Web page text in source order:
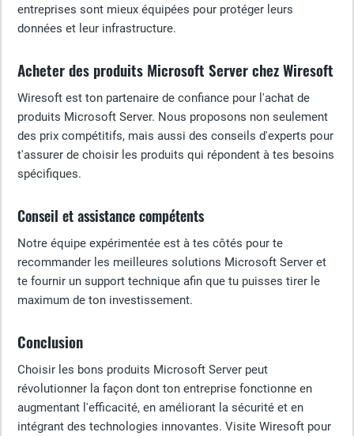
entreprises sont mieux équipées pour protéger leurs
données et leur infrastructure.
Acheter des produits Microsoft Server chez Wiresoft
Wiresoft est ton partenaire de confiance pour l'achat de
produits Microsoft Server. Nous proposons non seulement
des prix compétitifs, mais aussi des conseils d'experts pour
t'assurer de choisir les produits qui répondent à tes besoins
spécifiques.
Conseil et assistance compétents
Notre équipe expérimentée est à tes côtés pour te
recommander les meilleures solutions Microsoft Server et
te fournir un support technique afin que tu puisses tirer le
maximum de ton investissement.
Conclusion
Choisir les bons produits Microsoft Server peut
révolutionner la façon dont ton entreprise fonctionne en
augmentant l'efficacité, en améliorant la sécurité et en
intégrant des technologies innovantes. Visite Wiresoft pour